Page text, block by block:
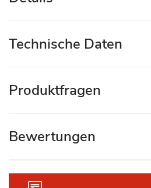
Technische Daten
Produktfragen
Bewertungen